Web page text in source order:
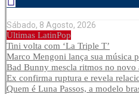
Sábado, 8 Agosto, 2026
Últimas LatinPop
Tini volta com ‘La Triple T’
Marco Mengoni lança sua música
Bad Bunny mescla ritmos no novo
Ex confirma ruptura e revela
Quem é Luna Passos, a modelo